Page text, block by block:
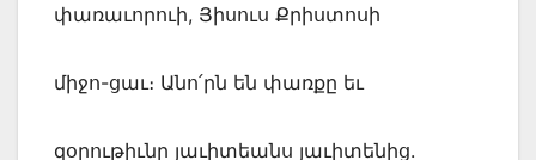
փառաւորուի, Յիսուս Քրիստոսի
միջո-ցաւ։ Անո՛րն են փառքը եւ
զօրութիւնը յաւիտեանս յաւիտենից.